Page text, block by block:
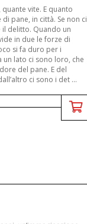
quante vite. E quanto
pane, in città. Se non ci
il delitto. Quando un
in due le forze di
si fa duro per i
un lato ci sono loro, che
del pane. E del
ci sono i det ...